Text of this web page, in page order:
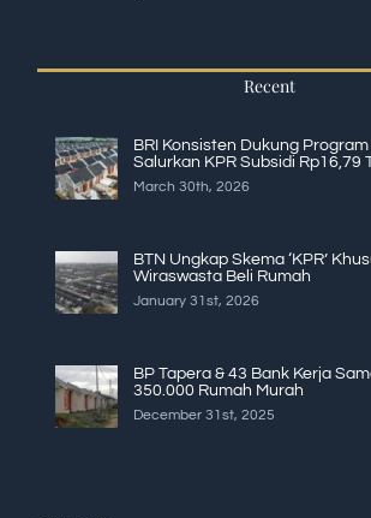
Recent
BRI Konsisten Dukung
Salurkan KPR Subsidi Rp16,79
March 30th, 2026
BTN Ungkap Skema ‘KPR’
Wiraswasta Beli Rumah
January 31st, 2026
BP Tapera & 43 Bank Kerja
350.000 Rumah Murah
December 31st, 2025